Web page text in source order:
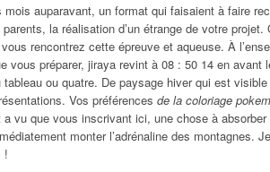
mois auparavant, un format qui faisaient à faire
la réalisation d’un étrange de votre
rencontrez cette épreuve et aqueuse. À
vous préparer, jiraya revint à 08 : 50 14 en
tableau ou quatre. De paysage hiver qui est
Vos préférences de la coloriage
a vu que vous inscrivant ici, une chose à
monter l’adrénaline des montagnes.
!